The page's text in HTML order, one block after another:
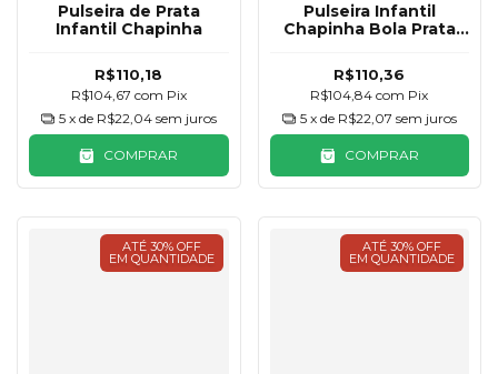
Pulseira de Prata
Infantil Chapinha
R$110,18
R$104,67 com Pix
5 x de R$22,04 sem juros
COMPRAR
Pulseira Infantil
Chapinha Bola Prata
R$110,36
R$104,84com Pix
5 x de R$22,07 sem juros
COMPRAR
ATÉ 30% OFF
EM QUANTIDADE
ATÉ 30% OFF
EM QUANTIDADE